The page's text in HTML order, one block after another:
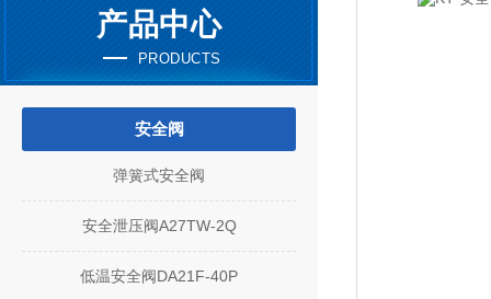
产品中心
PRODUCTS
安全阀
弹簧式安全阀
安全泄压阀A27TW-2Q
低温安全阀DA21F-40P